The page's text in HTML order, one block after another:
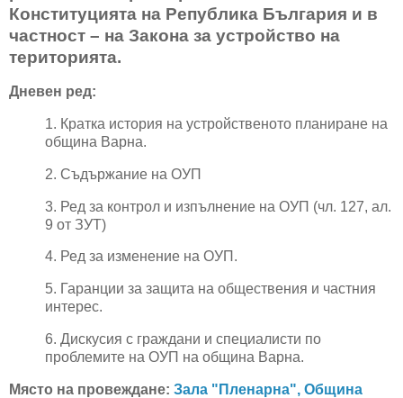
Конституцията на Република България и в
частност – на Закона за устройство на
територията.
Дневен ред:
1. Кратка история на устройственото планиране на
община Варна.
2. Съдържание на ОУП
3. Ред за контрол и изпълнение на ОУП (чл. 127, ал.
9 от ЗУТ)
4. Ред за изменение на ОУП.
5. Гаранции за защита на обществения и частния
интерес.
6. Дискусия с граждани и специалисти по
проблемите на ОУП на община Варна.
Място на провеждане: Зала "Пленарна", Община